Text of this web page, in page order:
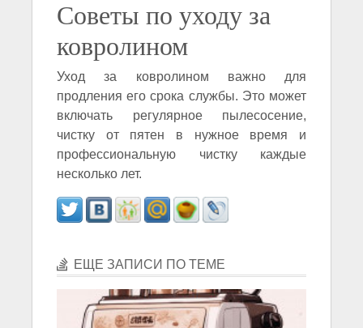
Советы по уходу за
ковролином
Уход за ковролином важно для
продления его срока службы. Это может
включать регулярное пылесосение,
чистку от пятен в нужное время и
профессиональную чистку каждые
несколько лет.
ЕЩЕ ЗАПИСИ ПО ТЕМЕ